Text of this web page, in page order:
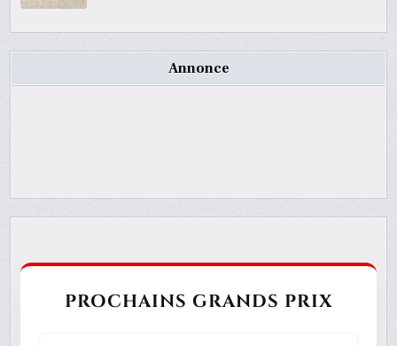
Annonce
PROCHAINS GRANDS PRIX